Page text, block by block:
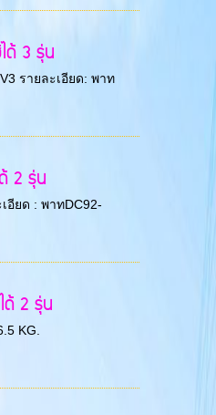
ด้ 3 รุ่น
รายละเอียด: พาท
2 รุ่น
อียด : พาทDC92-
ด้ 2 รุ่น
KG.